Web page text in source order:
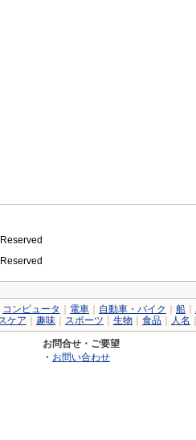
コンピュータ 電車 自動車・バイク 船
ケア 趣味 スポーツ 生物 食品 人名
お問合せ・ご要望
・ お問い合わせ